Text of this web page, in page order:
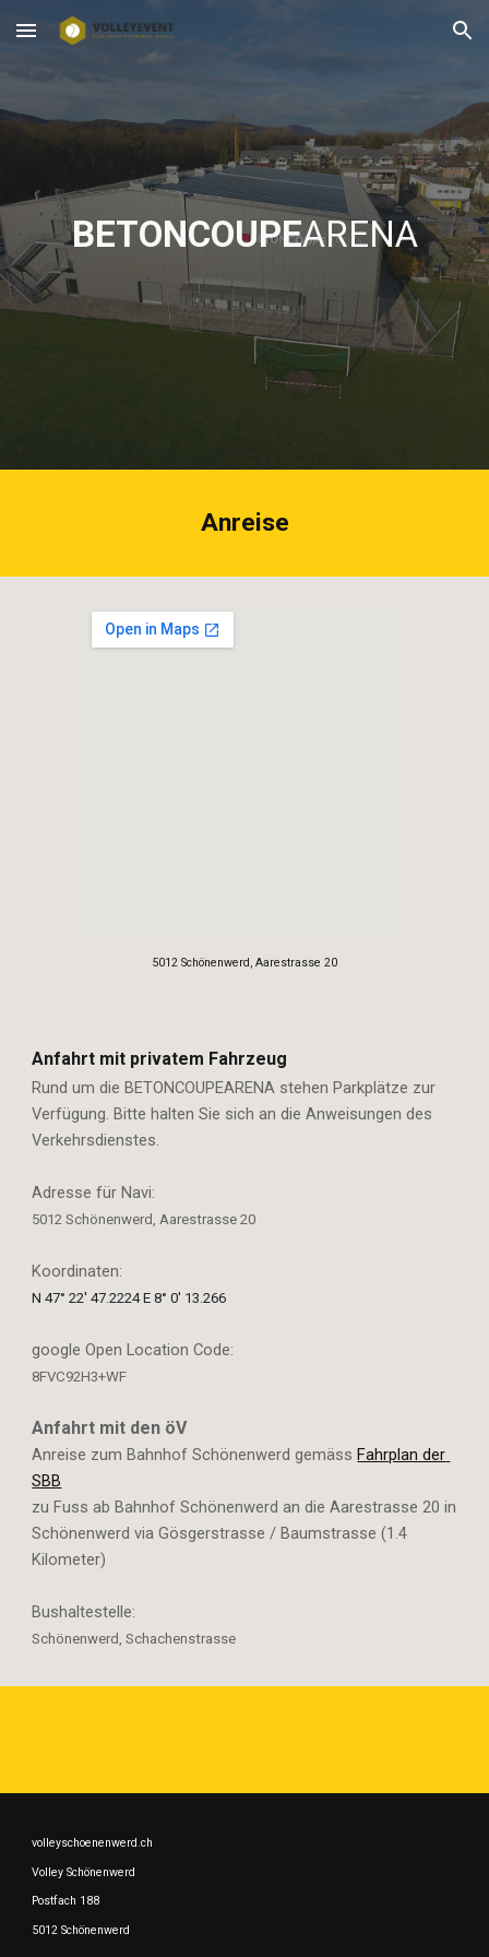
Skip to main content Skip to navigation
BETONCOUPEARENA
Anreise
5012 Schönenwerd, Aarestrasse 20
Anfahrt mit privatem Fahrzeug
Rund um die BETONCOUPEARENA stehen Parkplätze zur
Verfügung. Bitte halten Sie sich an die Anweisungen des
Verkehrsdienstes.
Adresse für Navi:
5012 Schönenwerd, Aarestrasse 20
Koordinaten:
N 47° 22' 47.2224 E 8° 0' 13.266
google Open Location Code:
8FVC92H3+WF
Anfahrt mit den öV
Anreise zum Bahnhof Schönenwerd gemäss Fahrplan der
SBB
zu Fuss ab Bahnhof Schönenwerd an die Aarestrasse 20 in
Schönenwerd via Gösgerstrasse / Baumstrasse (1.4
Kilometer)
Bushaltestelle:
Schönenwerd, Schachenstrasse
volleyschoenenwerd.ch
Volley Schönenwerd
Postfach 188
5012 Schönenwerd